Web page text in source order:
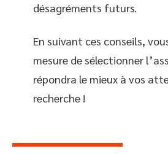
désagréments futurs.
En suivant ces conseils,
mesure de sélectionner
répondra le mieux à vos
recherche !